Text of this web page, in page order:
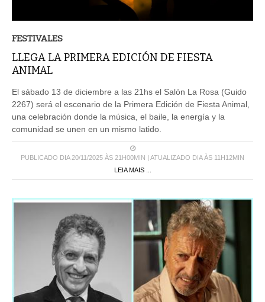
FESTIVALES
LLEGA LA PRIMERA EDICIÓN DE FIESTA
ANIMAL
El sábado 13 de diciembre a las 21hs el Salón La Rosa (Guido
2267) será el escenario de la Primera Edición de Fiesta Animal,
una celebración donde la música, el baile, la energía y la
comunidad se unen en un mismo latido.
PUBLICADO DIA 20/11/2025 ÀS 21H00MIN | ATUALIZADO DIA ÀS 11H12MIN
LEIA MAIS ...